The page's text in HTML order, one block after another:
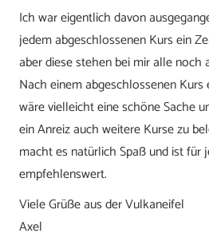
Ich war eigentlich davon
jedem abgeschlossenen Kurs ein
aber diese stehen bei mir alle noch
Nach einem abgeschlossenen
wäre vielleicht eine schöne Sache
ein Anreiz auch weitere Kurse zu
macht es natürlich Spaß und ist für
empfehlenswert.
Viele Grüße aus der Vulkaneifel
Axel